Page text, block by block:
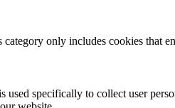
only includes cookies that
specifically to collect user